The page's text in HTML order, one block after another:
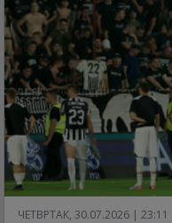
ЧЕТВРТАК, 30.07.2026 | 23:11